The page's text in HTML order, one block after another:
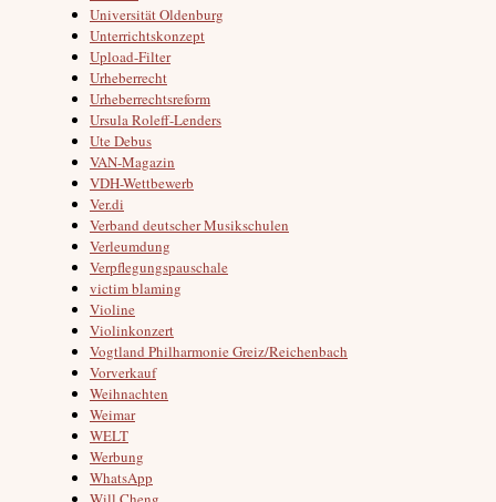
Universität Oldenburg
Unterrichtskonzept
Upload-Filter
Urheberrecht
Urheberrechtsreform
Ursula Roleff-Lenders
Ute Debus
VAN-Magazin
VDH-Wettbewerb
Ver.di
Verband deutscher Musikschulen
Verleumdung
Verpflegungspauschale
victim blaming
Violine
Violinkonzert
Vogtland Philharmonie Greiz/Reichenbach
Vorverkauf
Weihnachten
Weimar
WELT
Werbung
WhatsApp